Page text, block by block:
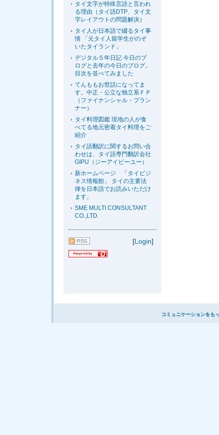
タイ文字が特殊言語と言われ
る理由（タイ語DTP、タイ文
字レイアウトの問題解決）
タイ人が日本語で綴るタイ事
情 「元タイ人留学生がのぞ
いたタイランド」
デジタル５年日記 今日のブ
ログと去年の今日のブログ。
目次を並べてみました
てんももお世話になってま
す。中正・公立な独立系ＦＰ
（ファイナンシャル・プラン
ナー）
タイ料理図鑑 現地の人が食
べてる地元密着タイ料理をご
紹介
タイ語翻訳に関するお問い合
わせは、タイ語専門翻訳会社
GIPU（ジーアイピーユー）
新ホームページ 「タイビジ
ネス情報館」 タイの主要法
律を日本語でお読みいただけ
ます。
SME MULTI CONSULTANT
CO.,LTD.
[Login]
コミュニケーションをも